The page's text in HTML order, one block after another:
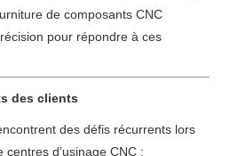
de composants CNC
pour répondre à ces
des clients
des défis récurrents lors
centres d’usinage CNC :